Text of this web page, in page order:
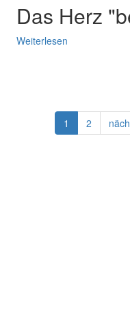
Das Herz
Weiterlesen
Aktuelle
Seite
1 Page
2
Seite